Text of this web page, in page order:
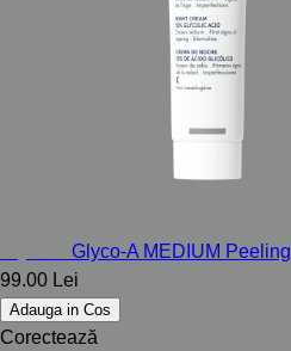
Glyco-A MEDIUM Peeling
99.00 Lei
Adauga in Cos
Corectează